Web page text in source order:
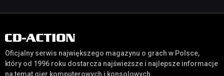
Oficjalny serwis największego magazynu o grach w Polsce,
który od 1996 roku dostarcza najświeższe i najlepsze informacje
na temat gier komputerowych i konsolowych.